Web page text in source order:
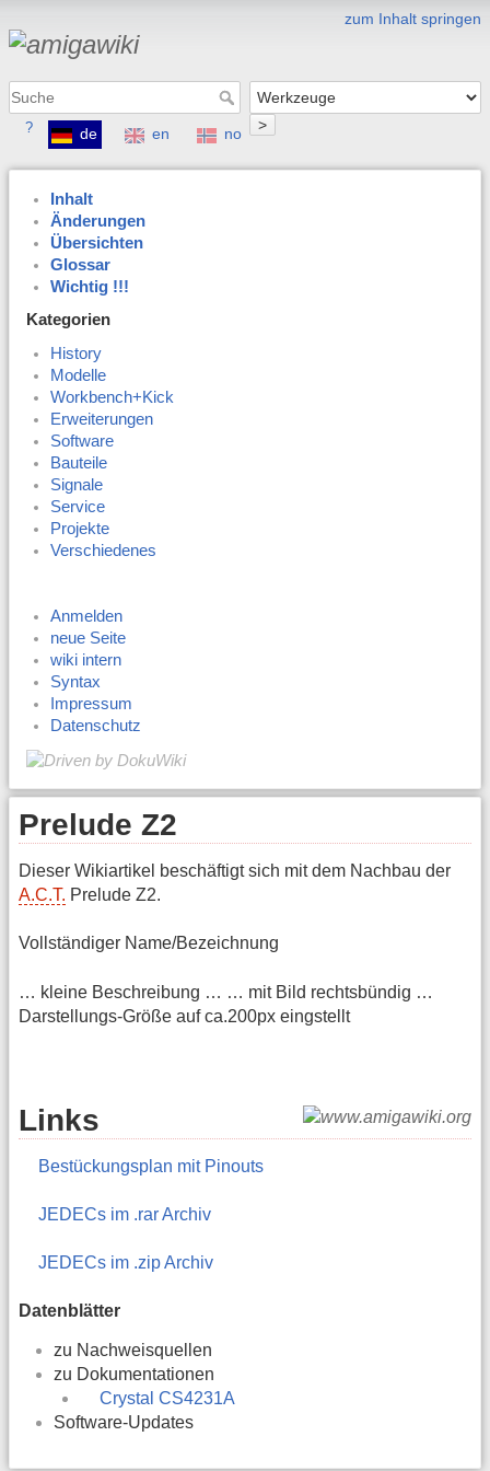
zum Inhalt springen
>
? de en no
Inhalt
Änderungen
Übersichten
Glossar
Wichtig !!!
Kategorien
History
Modelle
Workbench+Kick
Erweiterungen
Software
Bauteile
Signale
Service
Projekte
Verschiedenes
Anmelden
neue Seite
wiki intern
Syntax
Impressum
Datenschutz
Prelude Z2
Dieser Wikiartikel beschäftigt sich mit dem Nachbau der
A.C.T. Prelude Z2.
Vollständiger Name/Bezeichnung
… kleine Beschreibung … … mit Bild rechtsbündig …
Darstellungs-Größe auf ca.200px eingstellt
Links
Bestückungsplan mit Pinouts
JEDECs im .rar Archiv
JEDECs im .zip Archiv
Datenblätter
zu Nachweisquellen
zu Dokumentationen
Crystal CS4231A
Software-Updates